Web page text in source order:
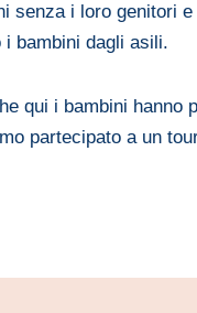
senza i loro genitori
bambini dagli asili.
qui i bambini hanno
partecipato a un